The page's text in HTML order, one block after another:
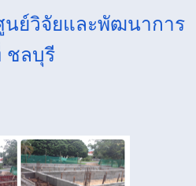
นย์วิจัยและพัฒนาการ
ชลบุรี